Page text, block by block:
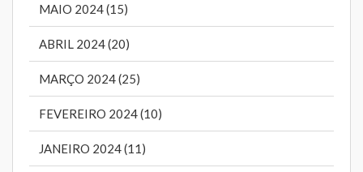
MAIO 2024 (15)
ABRIL 2024 (20)
MARÇO 2024 (25)
FEVEREIRO 2024 (10)
JANEIRO 2024 (11)